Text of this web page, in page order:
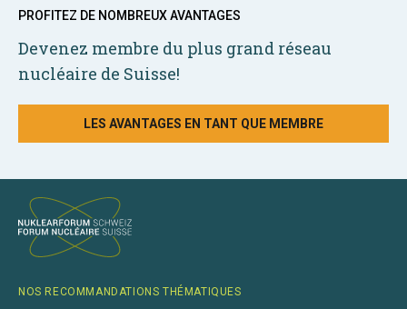
PROFITEZ DE NOMBREUX AVANTAGES
Devenez membre du plus grand réseau
nucléaire de Suisse!
LES AVANTAGES EN TANT QUE MEMBRE
NOS RECOMMANDATIONS THÉMATIQUES